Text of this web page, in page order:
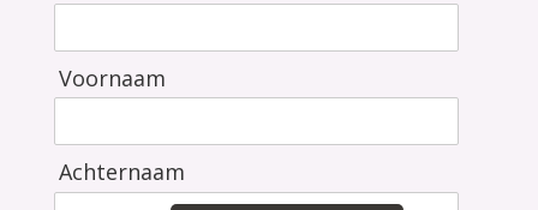
Voornaam
Achternaam